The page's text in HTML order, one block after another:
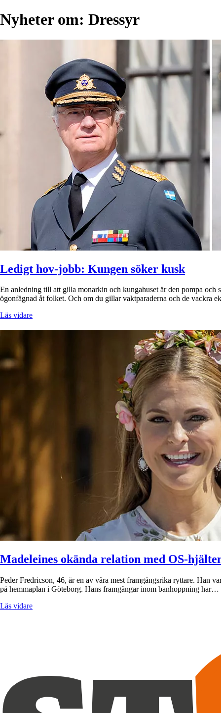
Nyheter om: Dressyr
Ledigt hov-jobb: Kungen söker kusk
En anledning till att gilla monarkin och kungahuset är den pompa
ögonfägnad åt folket. Och om du gillar vaktparaderna och de vackra
Läs vidare
Madeleines okända relation med OS-
Peder Fredricson, 46, är en av våra mest framgångsrika ryttare. Han
på hemmaplan i Göteborg. Hans framgångar inom banhoppning har…
Läs vidare